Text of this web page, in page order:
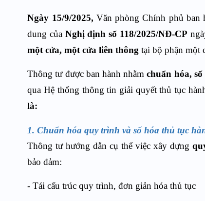
Ngày 15/9/2025, Văn phòng Chính phủ ban
dung của Nghị định số 118/2025/NĐ-CP
một cửa, một cửa liên thông tại bộ phận một
Thông tư được ban hành nhằmchuẩn hóa,
qua Hệ thống thông tin giải quyết thủ tục
là:
1. Chuẩn hóa quy trình và số hóa thủ tục
Thông tư hướng dẫn cụ thể việc xây dựng
bảo đảm:
- Tái cấu trúc quy trình, đơn giản hóa thủ tục